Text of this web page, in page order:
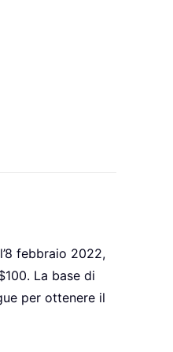
febbraio 2022,
La base di
per ottenere il